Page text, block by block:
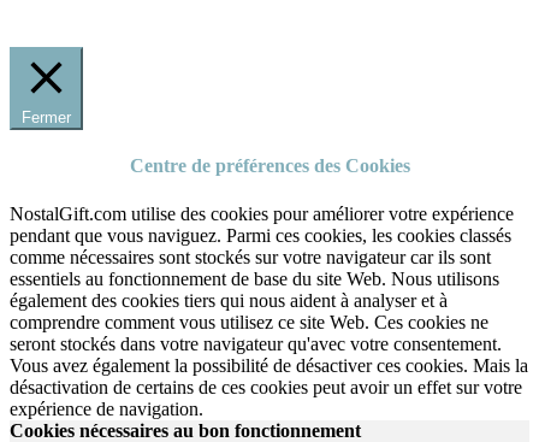
Fermer
Centre de préférences des Cookies
NostalGift.com utilise des cookies pour améliorer votre expérience
pendant que vous naviguez. Parmi ces cookies, les cookies classés
comme nécessaires sont stockés sur votre navigateur car ils sont
essentiels au fonctionnement de base du site Web. Nous utilisons
également des cookies tiers qui nous aident à analyser et à
comprendre comment vous utilisez ce site Web. Ces cookies ne
seront stockés dans votre navigateur qu'avec votre consentement.
Vous avez également la possibilité de désactiver ces cookies. Mais la
désactivation de certains de ces cookies peut avoir un effet sur votre
expérience de navigation.
Cookies nécessaires au bon fonctionnement